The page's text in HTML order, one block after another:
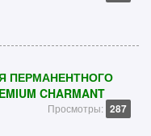
ПЕРМАНЕНТНОГО
CHARMANT
Просмотры: 287